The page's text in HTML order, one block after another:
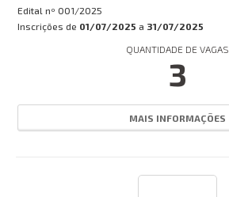
BUSCAR
Edital nº 001/2025
Inscrições de 01/07/2025 a 31/07/2025
QUANTIDADE DE VAGAS
3
MAIS INFORMAÇÕES